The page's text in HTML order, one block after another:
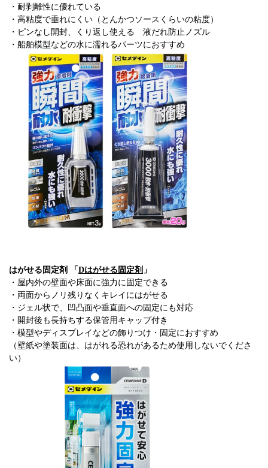
・耐剥離性に優れている
・高粘度で垂れにくい（とんかつソースくらいの粘度）
・ピンなし開封、くり返し使える 液だれ防止ノズル
・船舶模型などの水に濡れるパーツにおすすめ
はがせる固定剤 「 Dはがせる固定剤 」
・屋内外の壁面や床面に強力に固定できる
・両面からノリ残りなくキレイにはがせる
・ジェル状で、凹凸面や垂直面への固定にも対応
・開封後も長持ちする保管用キャップ付き
・模型やディスプレイなどの飾りつけ・固定におすすめ
（壁紙や塗装面は、はがれる恐れがあるため使用しないでくださ
い）